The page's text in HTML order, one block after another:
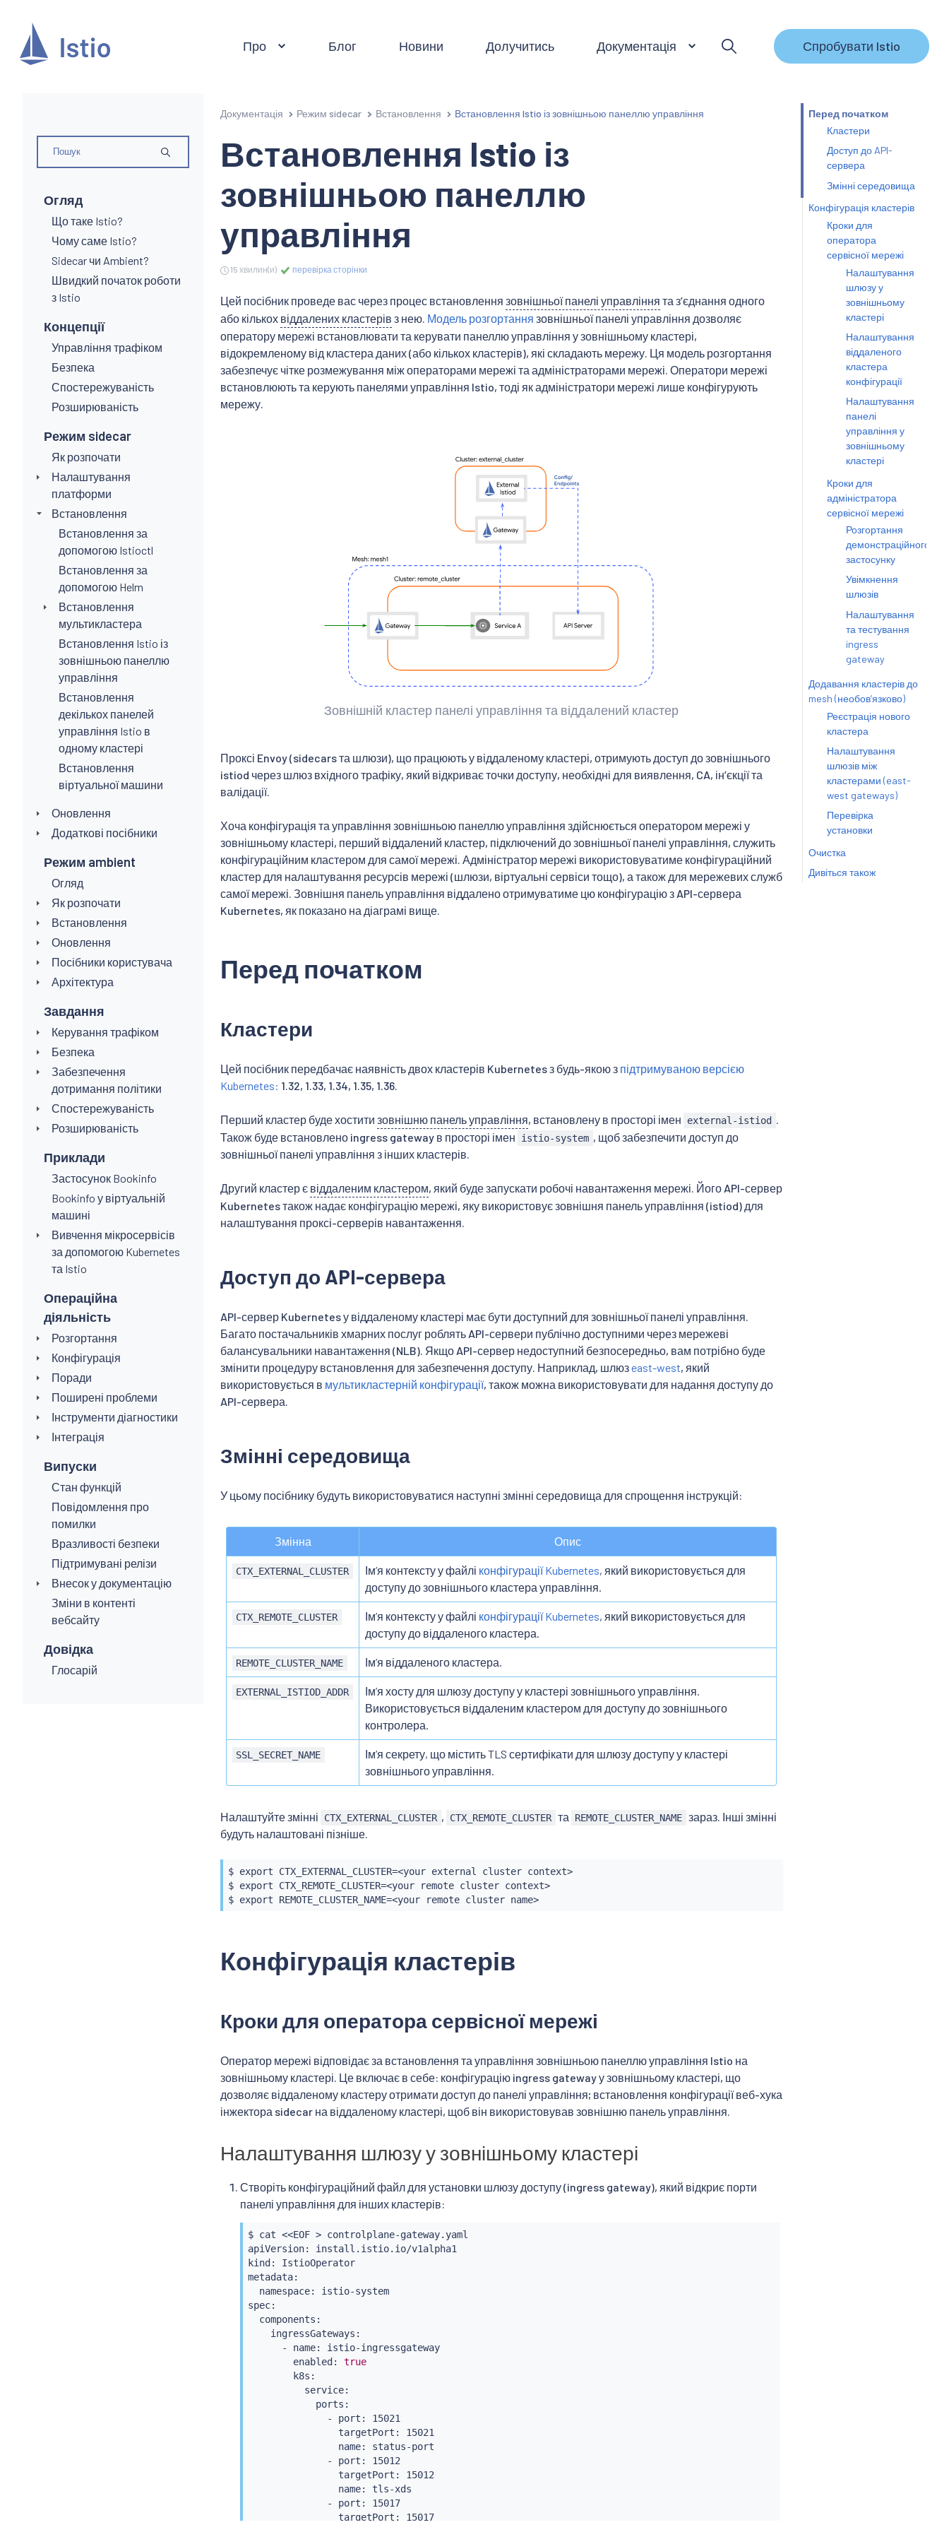
Про Блог Новини Долучитись Документація Спробувати Istio
Огляд
Що таке Istio?
Чому саме Istio?
Sidecar чи Ambient?
Швидкий початок роботи
з Istio
Концепції
Управління трафіком
Безпека
Спостережуваність
Розширюваність
Режим sidecar
Як розпочати
Налаштування
платформи
Встановлення
Встановлення за
допомогою Istioctl
Встановлення за
допомогою Helm
Встановлення
мультикластера
Встановлення Istio із
зовнішньою панеллю
управління
Встановлення
декількох панелей
управління Istio в
одному кластері
Встановлення
віртуальної машини
Оновлення
Додаткові посібники
Режим ambient
Огляд
Як розпочати
Встановлення
Оновлення
Посібники користувача
Архітектура
Завдання
Керування трафіком
Безпека
Забезпечення
дотримання політики
Спостережуваність
Розширюваність
Приклади
Застосунок Bookinfo
Bookinfo у віртуальній
машині
Вивчення мікросервісів
за допомогою Kubernetes
та Istio
Операційна
діяльність
Розгортання
Конфігурація
Поради
Поширені проблеми
Інструменти діагностики
Інтеграція
Випуски
Стан функцій
Повідомлення про
помилки
Вразливості безпеки
Підтримувані релізи
Внесок у документацію
Зміни в контенті
вебсайту
Довідка
Глосарій
Документація Режим sidecar Встановлення Встановлення Istio із зовнішньою панеллю управління
Встановлення Istio із
зовнішньою панеллю
управління
15 хвилин(и) перевірка сторінки
Цей посібник проведе вас через процес встановлення зовнішньої панелі управління та зʼєднання одного
або кількох віддалених кластерів з нею. Модель розгортання зовнішньої панелі управління дозволяє
оператору мережі встановлювати та керувати панеллю управління у зовнішньому кластері,
відокремленому від кластера даних (або кількох кластерів), які складають мережу. Ця модель розгортання
забезпечує чітке розмежування між операторами мережі та адміністраторами мережі. Оператори мережі
встановлюють та керують панелями управління Istio, тоді як адміністратори мережі лише конфігурують
мережу.
Зовнішній кластер панелі управління та віддалений кластер
Проксі Envoy (sidecars та шлюзи), що працюють у віддаленому кластері, отримують доступ до зовнішнього
istiod через шлюз вхідного трафіку, який відкриває точки доступу, необхідні для виявлення, CA, інʼєкції та
валідації.
Хоча конфігурація та управління зовнішньою панеллю управління здійснюється оператором мережі у
зовнішньому кластері, перший віддалений кластер, підключений до зовнішньої панелі управління, служить
конфігураційним кластером для самої мережі. Адміністратор мережі використовуватиме конфігураційний
кластер для налаштування ресурсів мережі (шлюзи, віртуальні сервіси тощо), а також для мережевих служб
самої мережі. Зовнішня панель управління віддалено отримуватиме цю конфігурацію з API-сервера
Kubernetes, як показано на діаграмі вище.
Перед початком
Кластери
Цей посібник передбачає наявність двох кластерів Kubernetes з будь-якою з підтримуваною версією
Kubernetes: 1.32, 1.33, 1.34, 1.35, 1.36.
Перший кластер буде хостити зовнішню панель управління, встановлену в просторі імен external-istiod .
Також буде встановлено ingress gateway в просторі імен
istio-system , щоб забезпечити доступ до
зовнішньої панелі управління з інших кластерів.
Другий кластер є віддаленим кластером, який буде запускати робочі навантаження мережі. Його API-сервер
Kubernetes також надає конфігурацію мережі, яку використовує зовнішня панель управління (istiod) для
налаштування проксі-серверів навантаження.
Доступ до API-сервера
API-сервер Kubernetes у віддаленому кластері має бути доступний для зовнішньої панелі управління.
Багато постачальників хмарних послуг роблять API-сервери публічно доступними через мережеві
балансувальники навантаження (NLB). Якщо API-сервер недоступний безпосередньо, вам потрібно буде
змінити процедуру встановлення для забезпечення доступу. Наприклад, шлюзeast-west, який
використовується в мультикластерній конфігурації, також можна використовувати для надання доступу до
API-сервера.
Змінні середовища
У цьому посібнику будуть використовуватися наступні змінні середовища для спрощення інструкцій:
Змінна Опис
CTX_EXTERNAL_CLUSTER Імʼя контексту у файлі конфігурації Kubernetes, який використовується для
доступу до зовнішнього кластера управління.
CTX_REMOTE_CLUSTER Імʼя контексту у файлі конфігурації Kubernetes, який використовується для
доступу до віддаленого кластера.
REMOTE_CLUSTER_NAME Імʼя віддаленого кластера.
EXTERNAL_ISTIOD_ADDR
Імʼя хосту для шлюзу доступу у кластері зовнішнього управління.
Використовується віддаленим кластером для доступу до зовнішнього
контролера.
SSL_SECRET_NAME
Імʼя секрету, що містить TLS сертифікати для шлюзу доступу у кластері
зовнішнього управління.
Налаштуйте змінні CTX_EXTERNAL_CLUSTER , CTX_REMOTE_CLUSTER та REMOTE_CLUSTER_NAME зараз. Інші змінні
будуть налаштовані пізніше.
$ export CTX_EXTERNAL_CLUSTER=<your external cluster context>
$ export CTX_REMOTE_CLUSTER=<your remote cluster context>
$ export REMOTE_CLUSTER_NAME=<your remote cluster name>
Конфігурація кластерів
Кроки для оператора сервісної мережі
Оператор мережі відповідає за встановлення та управління зовнішньою панеллю управління Istio на
зовнішньому кластері. Це включає в себе: конфігурацію ingress gateway у зовнішньому кластері, що
дозволяє віддаленому кластеру отримати доступ до панелі управління; встановлення конфігурації веб-хука
інжектора sidecar на віддаленому кластері, щоб він використовував зовнішню панель управління.
Налаштування шлюзу у зовнішньому кластері
Створіть конфігураційний файл для установки шлюзу доступу (ingress gateway), який відкриє порти
панелі управління для інших кластерів:
$ cat <<EOF > controlplane-gateway.yaml
apiVersion: install.istio.io/v1alpha1
kind: IstioOperator
metadata:
  namespace: istio-system
spec:
  components:
    ingressGateways:
      - name: istio-ingressgateway
        enabled:
true
        k8s:
          service:
            ports:
              - port: 15021
                targetPort: 15021
                name: status-port
              - port: 15012
                targetPort: 15012
                name: tls-xds
              - port: 15017
                targetPort: 15017
Перед початком
Кластери
Доступ до API-
сервера
Змінні середовища
Конфігурація кластерів
Кроки для
оператора
сервісної мережі
Налаштування
шлюзу у
зовнішньому
кластері
Налаштування
віддаленого
кластера
конфігурації
Налаштування
панелі
управління у
зовнішньому
кластері
Кроки для
адміністратора
сервісної мережі
Розгортання
демонстраційного
застосунку
Увімкнення
шлюзів
Налаштування
та тестування
ingress
gateway
Додавання кластерів до
mesh (необовʼязково)
Реєстрація нового
кластера
Налаштування
шлюзів між
кластерами (east-
west gateways)
Перевірка
установки
Очистка
Дивіться також